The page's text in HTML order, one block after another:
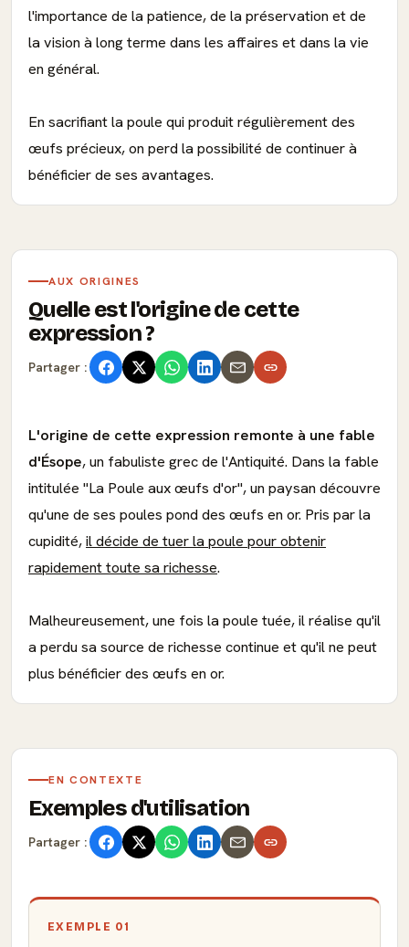
l'importance de la patience, de la préservation et de
la vision à long terme dans les affaires et dans la vie
en général.
En sacrifiant la poule qui produit régulièrement des
œufs précieux, on perd la possibilité de continuer à
bénéficier de ses avantages.
AUX ORIGINES
Quelle est l'origine de cette
expression ?
Partager :
L'origine de cette expression remonte à une fable
d'Ésope, un fabuliste grec de l'Antiquité. Dans la fable
intitulée "La Poule aux œufs d'or", un paysan découvre
qu'une de ses poules pond des œufs en or. Pris par la
cupidité,il décide de tuer la poule pour obtenir
rapidement toute sa richesse.
Malheureusement, une fois la poule tuée, il réalise qu'il
a perdu sa source de richesse continue et qu'il ne peut
plus bénéficier des œufs en or.
EN CONTEXTE
Exemples d'utilisation
Partager :
EXEMPLE 01